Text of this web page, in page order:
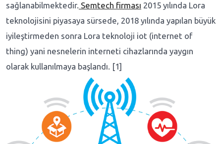
sağlanabilmektedir. Semtech firması 2015 yılında Lora
teknolojisini piyasaya sürsede, 2018 yılında yapılan büyük
iyileştirmeden sonra Lora teknoloji iot (internet of
thing) yani nesnelerin interneti cihazlarında yaygın
olarak kullanılmaya başlandı. [1]